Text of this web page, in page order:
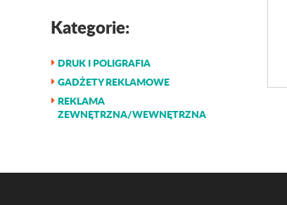
Kategorie:
DRUK I POLIGRAFIA
GADŻETY REKLAMOWE
REKLAMA
ZEWNĘTRZNA/WEWNĘTRZNA